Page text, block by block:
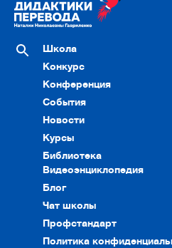
Школа
Конкурс
Конференция
События
Новости
Курсы
Библиотека
Видеоэнциклопедия
Блог
Чат школы
Профстандарт
Политика